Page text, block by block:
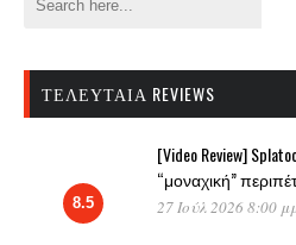
ΤΕΛΕΥΤΑΊΑ REVIEWS
8.5
[Video Review]
“μοναχική”
27 Ιούλ 2026 8:00